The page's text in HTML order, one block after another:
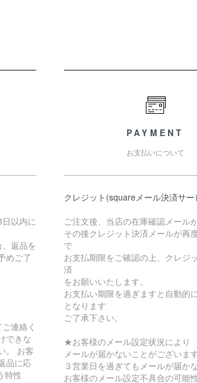
以内に
返品を
めご了
連絡く
できな
。 お客
品に応
特性
PAYMENT
お支払いについて
クレジット(squareメール決済サー
ご注文後、当店の在庫確認メール
その後クレジット決済メールが再
で
お支払期限をご確認の上、クレジ
済
をお願いいたします。
お支払い期限を過ぎますと自動的
となります
ご了承下さい。
★お客様のメール設定状況により
メールが届かないことがございます
３営業日を過ぎてもメールが届か
お客様のメール設定不具合の可能